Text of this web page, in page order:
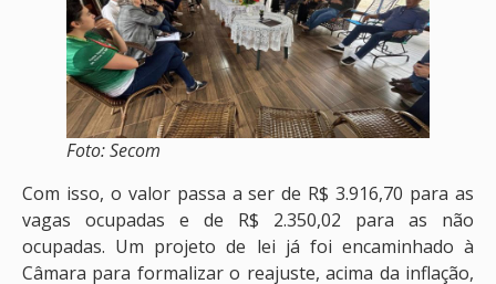
Foto: Secom
Com isso, o valor passa a ser de R$ 3.916,70 para as
vagas ocupadas e de R$ 2.350,02 para as não
ocupadas. Um projeto de lei já foi encaminhado à
Câmara para formalizar o reajuste, acima da inflação,